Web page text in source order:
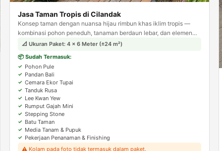
Jasa Taman Tropis di Cilandak
Konsep taman dengan nuansa hijau rimbun khas iklim tropis —
kombinasi pohon peneduh, tanaman berdaun lebar, dan elemen
batu alam. Menghadirkan suasana asri dan teduh layaknya resort
📐 Ukuran Paket: 4 × 6 Meter (±24 m²)
📦 Sudah Termasuk:
Pohon Pule
Pandan Bali
Cemara Ekor Tupai
Tanduk Rusa
Lee Kwan Yew
Rumput Gajah Mini
Stepping Stone
Batu Taman
Media Tanam & Pupuk
Pekerjaan Penanaman & Finishing
⚠️ Kolam pada foto tidak termasuk dalam paket.